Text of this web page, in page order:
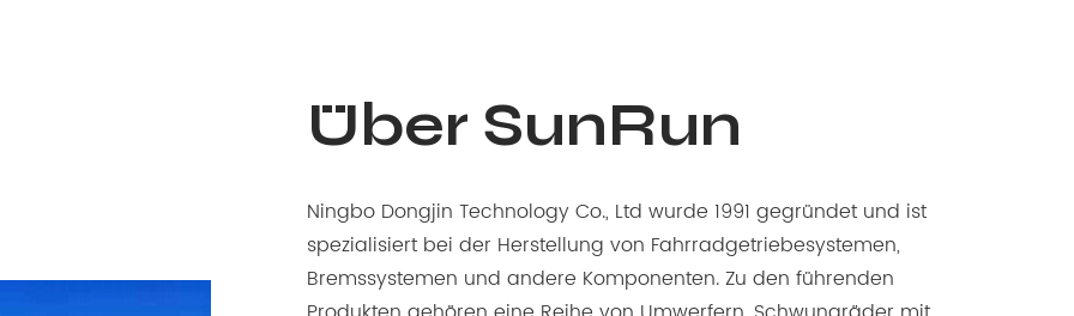
Über SunRun
Ningbo Dongjin Technology Co., Ltd wurde 1991 gegründet und ist
spezialisiert bei der Herstellung von Fahrradgetriebesystemen,
Bremssystemen und andere Komponenten. Zu den führenden